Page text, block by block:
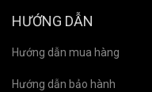
HƯỚNG DẪN
Hướng dẫn mua hàng
Hướng dẫn bảo hành